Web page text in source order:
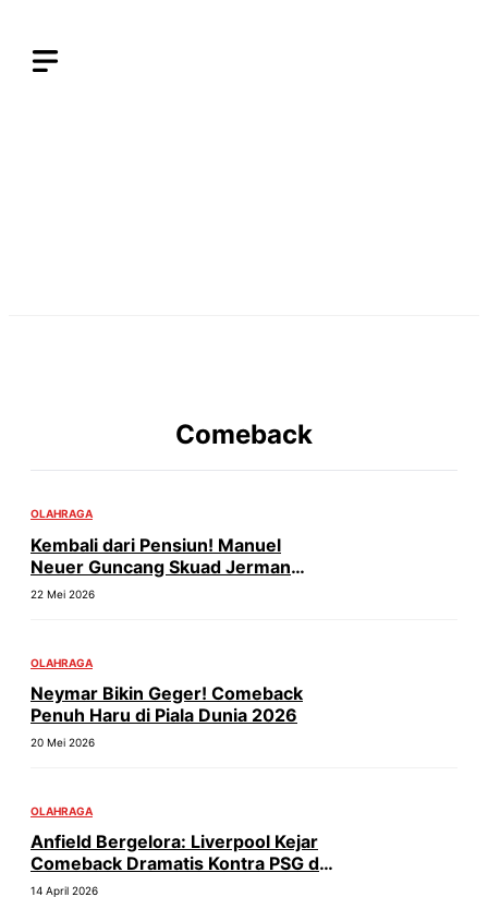
Comeback
OLAHRAGA
Kembali dari Pensiun! Manuel
Neuer Guncang Skuad Jerman
untuk Piala Dunia 2026
22 Mei 2026
OLAHRAGA
Neymar Bikin Geger! Comeback
Penuh Haru di Piala Dunia 2026
20 Mei 2026
OLAHRAGA
Anfield Bergelora: Liverpool Kejar
Comeback Dramatis Kontra PSG di
UCL!
14 April 2026